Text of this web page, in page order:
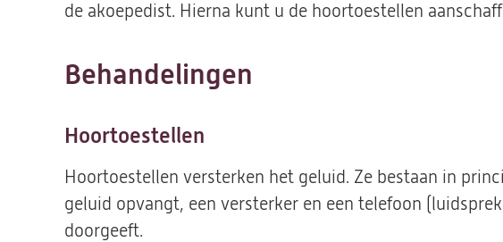
de akoepedist. Hierna kunt u de hoortoestellen
Behandelingen
Hoortoestellen
Hoortoestellen versterken het geluid. Ze bestaan in
geluid opvangt, een versterker en een telefoon
doorgeeft.